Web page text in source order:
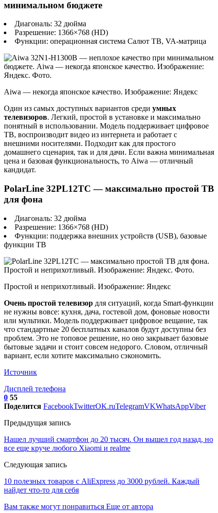
минимальном бюджете
Диагональ: 32 дюйма
Разрешение: 1366×768 (HD)
Функции: операционная система Салют ТВ, VA-матрица
Aiwa — некогда японское качество. Изображение: Яндекс
Один из самых доступных вариантов среди умных
телевизоров. Легкий, простой в установке и максимально
понятный в использовании. Модель поддерживает цифровое
ТВ, воспроизводит видео из интернета и работает с
внешними носителями. Подходит как для простого
домашнего сценария, так и для дачи. Если важна минимальная
цена и базовая функциональность, то Aiwa — отличный
кандидат.
PolarLine 32PL12TC — максимально простой ТВ
для фона
Диагональ: 32 дюйма
Разрешение: 1366×768 (HD)
Функции: поддержка внешних устройств (USB), базовые
функции ТВ
Простой и неприхотливый. Изображение: Яндекс
Очень простой телевизор для ситуаций, когда Smart-функции
не нужны вовсе: кухня, дача, гостевой дом, фоновые новости
или мультики. Модель поддерживает цифровое вещание, так
что стандартные 20 бесплатных каналов будут доступны без
проблем. Это не топовое решение, но оно закрывает базовые
бытовые задачи и стоит совсем недорого. Словом, отличный
вариант, если хотите максимально сэкономить.
Источник
Дисплей телефона
0 55
Поделится FacebookTwitterOK.ruTelegramVKWhatsAppViber
Предыдущая запись
Нашел лучший смартфон до 20 тысяч. Он вышел год назад, но
все еще круче любого Xiaomi и realme
Следующая запись
10 полезных товаров с AliExpress до 3000 рублей. Каждый
найдет что-то для себя
Вам также могут понравиться Еще от автора